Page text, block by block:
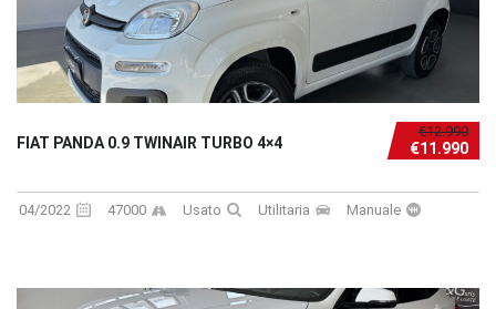
€12.990
€11.990
FIAT PANDA 0.9 TWINAIR TURBO 4×4
04/2022 47000 Usato Utilitaria Manuale